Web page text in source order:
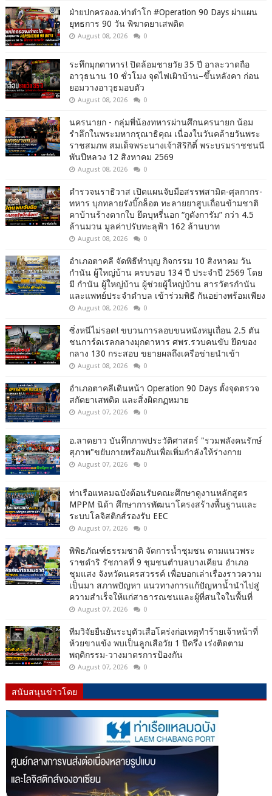
ฝ่ายปกครองอ.ท่าตำโก #Operation 90 Days ผ่าแผน
ยุทธการ 90 วัน พิฆาตยาเสพติด
August 08, 2026 0
ระทึกมุกดาหาร! ปิดล้อมชายวัย 35 ปี อาละวาดถือ
อาวุธนาน 10 ชั่วโมง จุดไฟเผิาบ้าน–ขึ้นหลังคา ก่อน
ยอมวางอาวุธมอบตัว
August 08, 2026 0
นครนายก - กลุ่มพี่น้องทหารผ่านศึกนครนายก น้อม
รำลึกในพระมหากรุณาธิคุณ เนื่องในวันคล้ายวันพระ
ราชสมภพ สมเด็จพระนางเจ้าสิริกิติ์ พระบรมราชชนนี
พันปีหลวง 12 สิงหาคม 2569
August 08, 2026 0
ตำรวจนราธิวาส เปิดแผนจับมือสรรพสามิต-ศุลกากร-
ทหาร บุกทลายรังบิ๊กล็อต ทะลายยาสูบเถื่อนข้ามชาติ
คาบ้านร้างตากใบ ยึดบุหรี่นอก “กูดังการัม” กว่า 4.5
ล้านมวน มูลค่าปรับทะลุฟ้า 162 ล้านบาท
August 08, 2026 0
อำเภอตาคลี จัดพิธีทำบุญ กิจกรรม 10 สิงหาคม วัน
กำนัน ผู้ใหญ่บ้าน ครบรอบ 134 ปี ประจำปี 2569 โดย
มี กำนัน ผู้ใหญ่บ้าน ผู้ช่วยผู้ใหญ่บ้าน สารวัตรกำนัน
และแพทย์ประจำตำบล เข้าร่วมพิธี กันอย่างพร้อมเพียง
August 08, 2026 0
ซิ่งหนีไม่รอด! ขบวนการลอบขนหนังหมูเถื่อน 2.5 ตัน
ชนการ์ดเรลกลางมุกดาหาร ศพร.รวบคนขับ ยึดของ
กลาง 130 กระสอบ ขยายผลถึงเครือข่ายนำเข้า
August 08, 2026 0
อำเภอตาคลีเดินหน้า Operation 90 Days ตั้งจุดตรวจ
สกัดยาเสพติด และสิ่งผิดกฏหมาย
August 07, 2026 0
อ.ลาดยาว บันทึกภาพประวัติศาสตร์ "รวมพลังคนรักษ์
สุภาพ"ขยับกายพร้อมกันเพื่อเพิ่มกำลังให้ร่างกาย
August 07, 2026 0
ท่าเรือแหลมฉบังต้อนรับคณะศึกษาดูงานหลักสูตร
MPPM นิด้า ศึกษาการพัฒนาโครงสร้างพื้นฐานและ
ระบบโลจิสติกส์รองรับ EEC
August 07, 2026 0
พิพิธภัณฑ์ธรรมชาติ จัดการน้ำชุมชน ตามแนวพระ
ราชดำริ รัชกาลที่ 9 ชุมชนตำบลบางเคียน อำเภอ
ชุมแสง จังหวัดนครสวรรค์ เพื่อบอกเล่าเรื่องราวความ
เป็นมา สภาพปัญหา แนวทางการแก้ปัญหาน้ำนำไปสู่
ความสำเร็จให้แก่สาธารณชนและผู้ที่สนใจในพื้นที่
August 07, 2026 0
ทีมวิจัยยืนยันระบุตัวเสือโคร่งก่อเหตุทำร้ายเจ้าหน้าที่
ห้วยขาแข้ง พบเป็นลูกเสือวัย 1 ปีครึ่ง เร่งติดตาม
พฤติกรรม-วางมาตรการป้องกัน
August 07, 2026 0
สนับสนุนข่าวโดย